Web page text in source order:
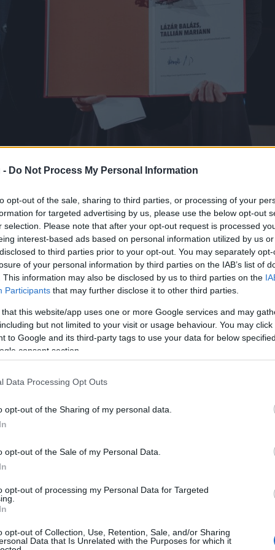
- Do Not Process My Personal Information
opt-out of the sale, sharing to third parties, or processing of your
for targeted advertising by us, please use the below opt-out
selection. Please note that after your opt-out request is processed
interest-based ads based on personal information utilized by us
to third parties prior to your opt-out. You may separately
of your personal information by third parties on the IAB’s list of
This information may also be disclosed by us to third parties on the
Participants that may further disclose it to other third parties.
that this website/app uses one or more Google services and may
but not limited to your visit or usage behaviour. You may
to Google and its third-party tags to use your data for below
consent section.
Data Processing Opt Outs
opt-out of the Sharing of my personal data.
opt-out of the Sale of my Personal Data.
opt-out of processing my Personal Data for Targeted
opt-out of Collection, Use, Retention, Sale, and/or Sharing
Data that Is Unrelated with the Purposes for which it
írók 2004 óta hoznak létre versszínházi előadásokat
túl aKetten a versbenművészeti formáció keretében. Lázár
Egyetem dramaturg osztályainak tanára, számos szakmai
szerzője, azOlvasat.huirodalmi portál állandó publicistája,
Ernő Szimfonikus Zenekar fuvolaművésze, pikolósa,
Fúvósötös és a BDZ A’la cARTe kamaraegyüttes alapító
szólistaként is. 2017-ben
Pikolós Gyöngyszemek címmel
Zeneművészeti Egyetem trombitatanára, az Új Magyar
Calen Classics fesztivál, valamint a hamburgi Schloss
Charlier Nemzetközi Trombitaverseny zsűritagja.
Zeneművészeti Egyetem docense, gordonka szakának
szólólemeze a Hungaroton kiadónál jelent meg. Számos
műfajú előadókkal, alkotókkal, többek között a Közép-